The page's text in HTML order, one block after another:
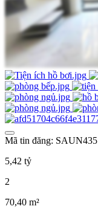
Mã tin đăng: SAUN435
5,42 tỷ
2
70,40 m²